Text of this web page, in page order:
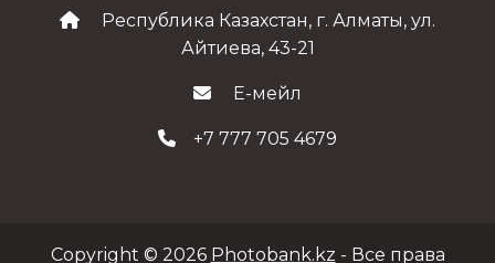
Республика Казахстан, г. Алматы, ул.
Айтиева, 43-21
Е-мейл
+7 777 705 4679
Copyright © 2026 Photobank.kz - Все права